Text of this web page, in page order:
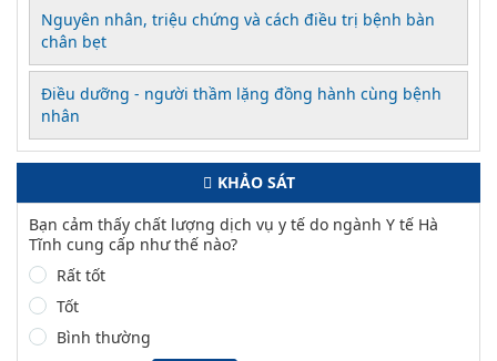
Nguyên nhân, triệu chứng và cách điều trị bệnh bàn
chân bẹt
Điều dưỡng - người thầm lặng đồng hành cùng bệnh
nhân
KHẢO SÁT
Bạn cảm thấy chất lượng dịch vụ y tế do ngành Y tế Hà
Tĩnh cung cấp như thế nào?
Rất tốt
Tốt
Bình thường